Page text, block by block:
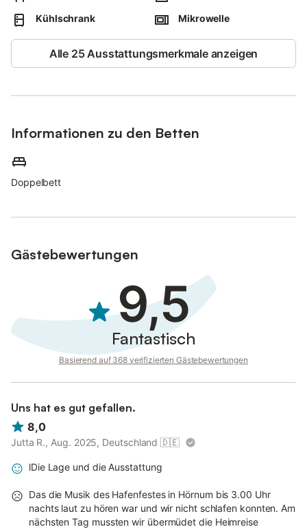
Kühlschrank Mikrowelle
Alle 25 Ausstattungsmerkmale anzeigen
Informationen zu den Betten
Doppelbett
Gästebewertungen
9,5
Fantastisch
Basierend auf 368 verifizierten Gästebewertungen
Uns hat es gut gefallen.
8,0
Jutta R., Aug. 2025, Deutschland 🇩🇪
lDie Lage und die Ausstattung
Das die Musik des Hafenfestes in Hörnum bis 3.00 Uhr
nachts laut zu hören war und wir nicht schlafen konnten. Am
nächsten Tag mussten wir übermüdet die Heimreise